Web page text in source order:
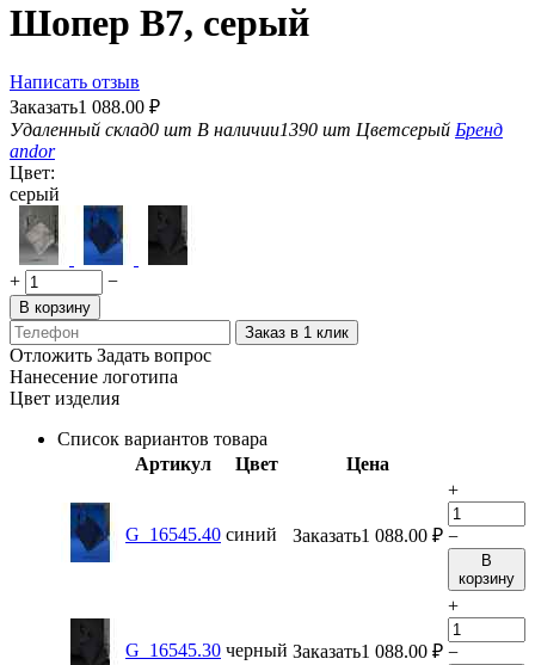
Шопер B7, серый
Написать отзыв
Заказать1 088.00 ₽
Удаленный склад0 шт В наличии1390 шт Цветсерый Бренд
andor
Цвет:
серый
+ −
В корзину
Заказ в 1 клик
Отложить Задать вопрос
Нанесение логотипа
Цвет изделия
Список вариантов товара
Артикул
Цвет Цена
G_16545.40 синий Заказать1 088.00 ₽
+
−
В
корзину
G_16545.30 черный Заказать1 088.00 ₽
+
−